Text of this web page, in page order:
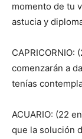
momento de tu
astucia y
CAPRICORNIO:
comenzarán a
tenías
ACUARIO: (22
que la solución